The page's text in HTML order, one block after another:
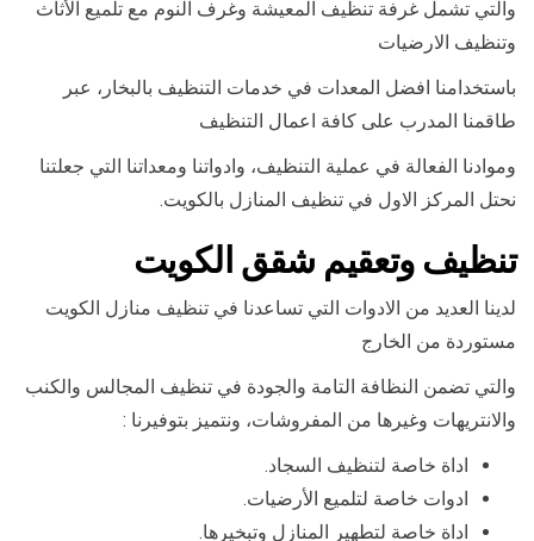
والتي تشمل غرفة تنظيف المعيشة وغرف النوم مع تلميع الأثاث
وتنظيف الارضيات
باستخدامنا افضل المعدات في خدمات التنظيف بالبخار، عبر
طاقمنا المدرب على كافة اعمال التنظيف
وموادنا الفعالة في عملية التنظيف، وادواتنا ومعداتنا التي جعلتنا
نحتل المركز الاول في تنظيف المنازل بالكويت.
تنظيف وتعقيم شقق الكويت
لدينا العديد من الادوات التي تساعدنا في تنظيف منازل الكويت
مستوردة من الخارج
والتي تضمن النظافة التامة والجودة في تنظيف المجالس والكنب
والانتريهات وغيرها من المفروشات، ونتميز بتوفيرنا :
اداة خاصة لتنظيف السجاد.
ادوات خاصة لتلميع الأرضيات.
اداة خاصة لتطهير المنازل وتبخيرها.